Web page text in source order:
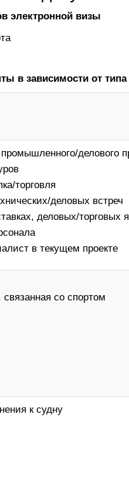
электронной визы
в зависимости от
делового
торговля
деловых встреч
деловых/торговых
в текущем проекте
связанная со спортом
к судну